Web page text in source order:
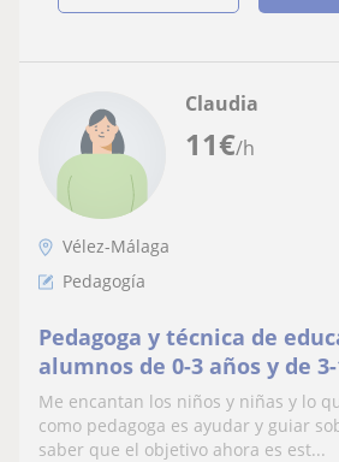
11€/h
Claudia
Vélez-Málaga
Pedagogía
Pedagoga y técnica de
alumnos de 0-3 años y de
Me encantan los niños y niñas y lo
como pedagoga es ayudar y guiar
saber que el objetivo ahora es est...